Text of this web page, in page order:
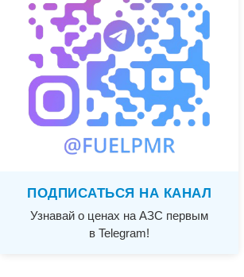
ПОДПИСАТЬСЯ НА КАНАЛ
Узнавай о ценах на АЗС первым
в Telegram!